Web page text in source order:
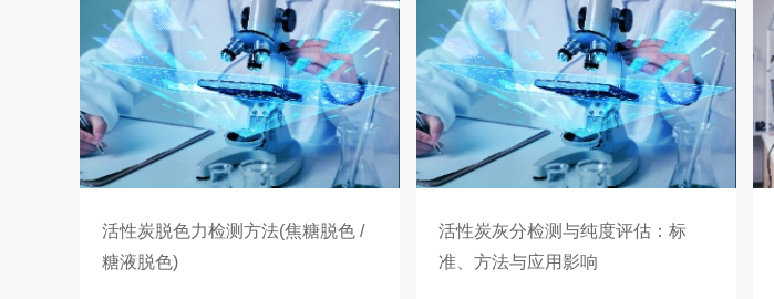
活性炭脱色力检测方法(焦糖脱色 /
糖液脱色)
活性炭灰分检测与纯度评估：标
准、方法与应用影响